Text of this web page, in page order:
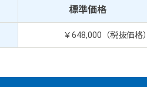
標準価格
￥648,000（税抜価格）